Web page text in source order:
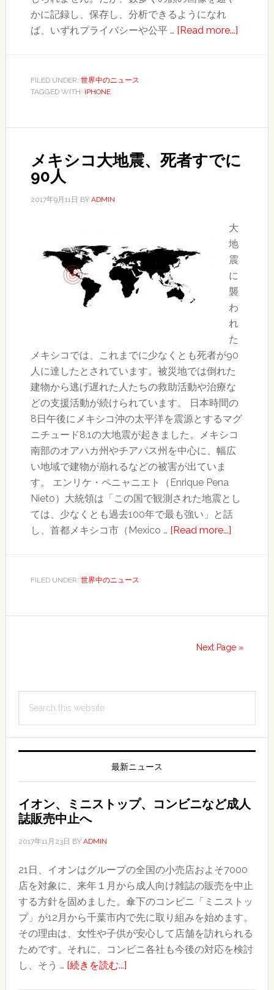
かに記録し、保存し、分析できるようになれ
ば、いずれプライバシーや公平 … [Read more...]about
で
ッ
FILED UNDER: 世界中のニュース
TAGGED WITH: IPHONE
メキシコ大地震、死者すでに
90人
2017年9月11日 BY ADMIN
大
地
震
に
襲
わ
れ
た
メキシコでは、これまでに少なくとも死者が90
人に達したとされています。被災地では倒れた
建物から逃げ遅れた人たちの救助活動や治療な
どの支援活動が続けられています。 日本時間の
8日午後にメキシコ沖の太平洋を震源とするマグ
ニチュード8.1の大地震が起きました。メキシコ
南部のオアハカ州やチアパス州を中心に、幅広
い地域で建物が崩れるなどの被害が出ていま
す。 エンリケ・ペニャニエト（Enrique Pena
Nieto）大統領は「この国で観測された地震とし
ては、少なくとも過去100年で最も強い」と話
し、首都メキシコ市（Mexico … [Read more...]about
す
90
人
FILED UNDER: 世界中のニュース
Next Page »
Primary
Sidebar
this
最新ニュース
イオン、ミニストップ、コンビニなど成人
誌販売中止へ
2017年11月23日 BY ADMIN
21日、イオンはグループの全国の小売店およそ7000
店を対象に、来年１月から成人向け雑誌の販売を中止
する方針を固めました。傘下のコンビニ「ミニストッ
プ」が12月から千葉市内で先に取り組みを始めます。
その理由は、女性や子供が安心して店舗を訪れられる
ためです。それに、コンビニ各社も今後の対応を検討
し、そう … [続きを読む...]about